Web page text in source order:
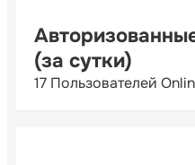
(за сутки)
17 Пользователей